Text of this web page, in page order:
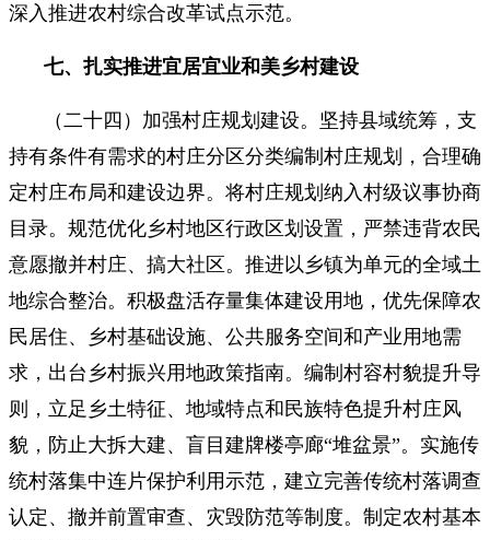
深入推进农村综合改革试点示范。
七、扎实推进宜居宜业和美乡村建设
（二十四）加强村庄规划建设。坚持县域统筹，支
持有条件有需求的村庄分区分类编制村庄规划，合理确
定村庄布局和建设边界。将村庄规划纳入村级议事协商
目录。规范优化乡村地区行政区划设置，严禁违背农民
意愿撤并村庄、搞大社区。推进以乡镇为单元的全域土
地综合整治。积极盘活存量集体建设用地，优先保障农
民居住、乡村基础设施、公共服务空间和产业用地需
求，出台乡村振兴用地政策指南。编制村容村貌提升导
则，立足乡土特征、地域特点和民族特色提升村庄风
貌，防止大拆大建、盲目建牌楼亭廊“堆盆景”。实施传
统村落集中连片保护利用示范，建立完善传统村落调查
认定、撤并前置审查、灾毁防范等制度。制定农村基本